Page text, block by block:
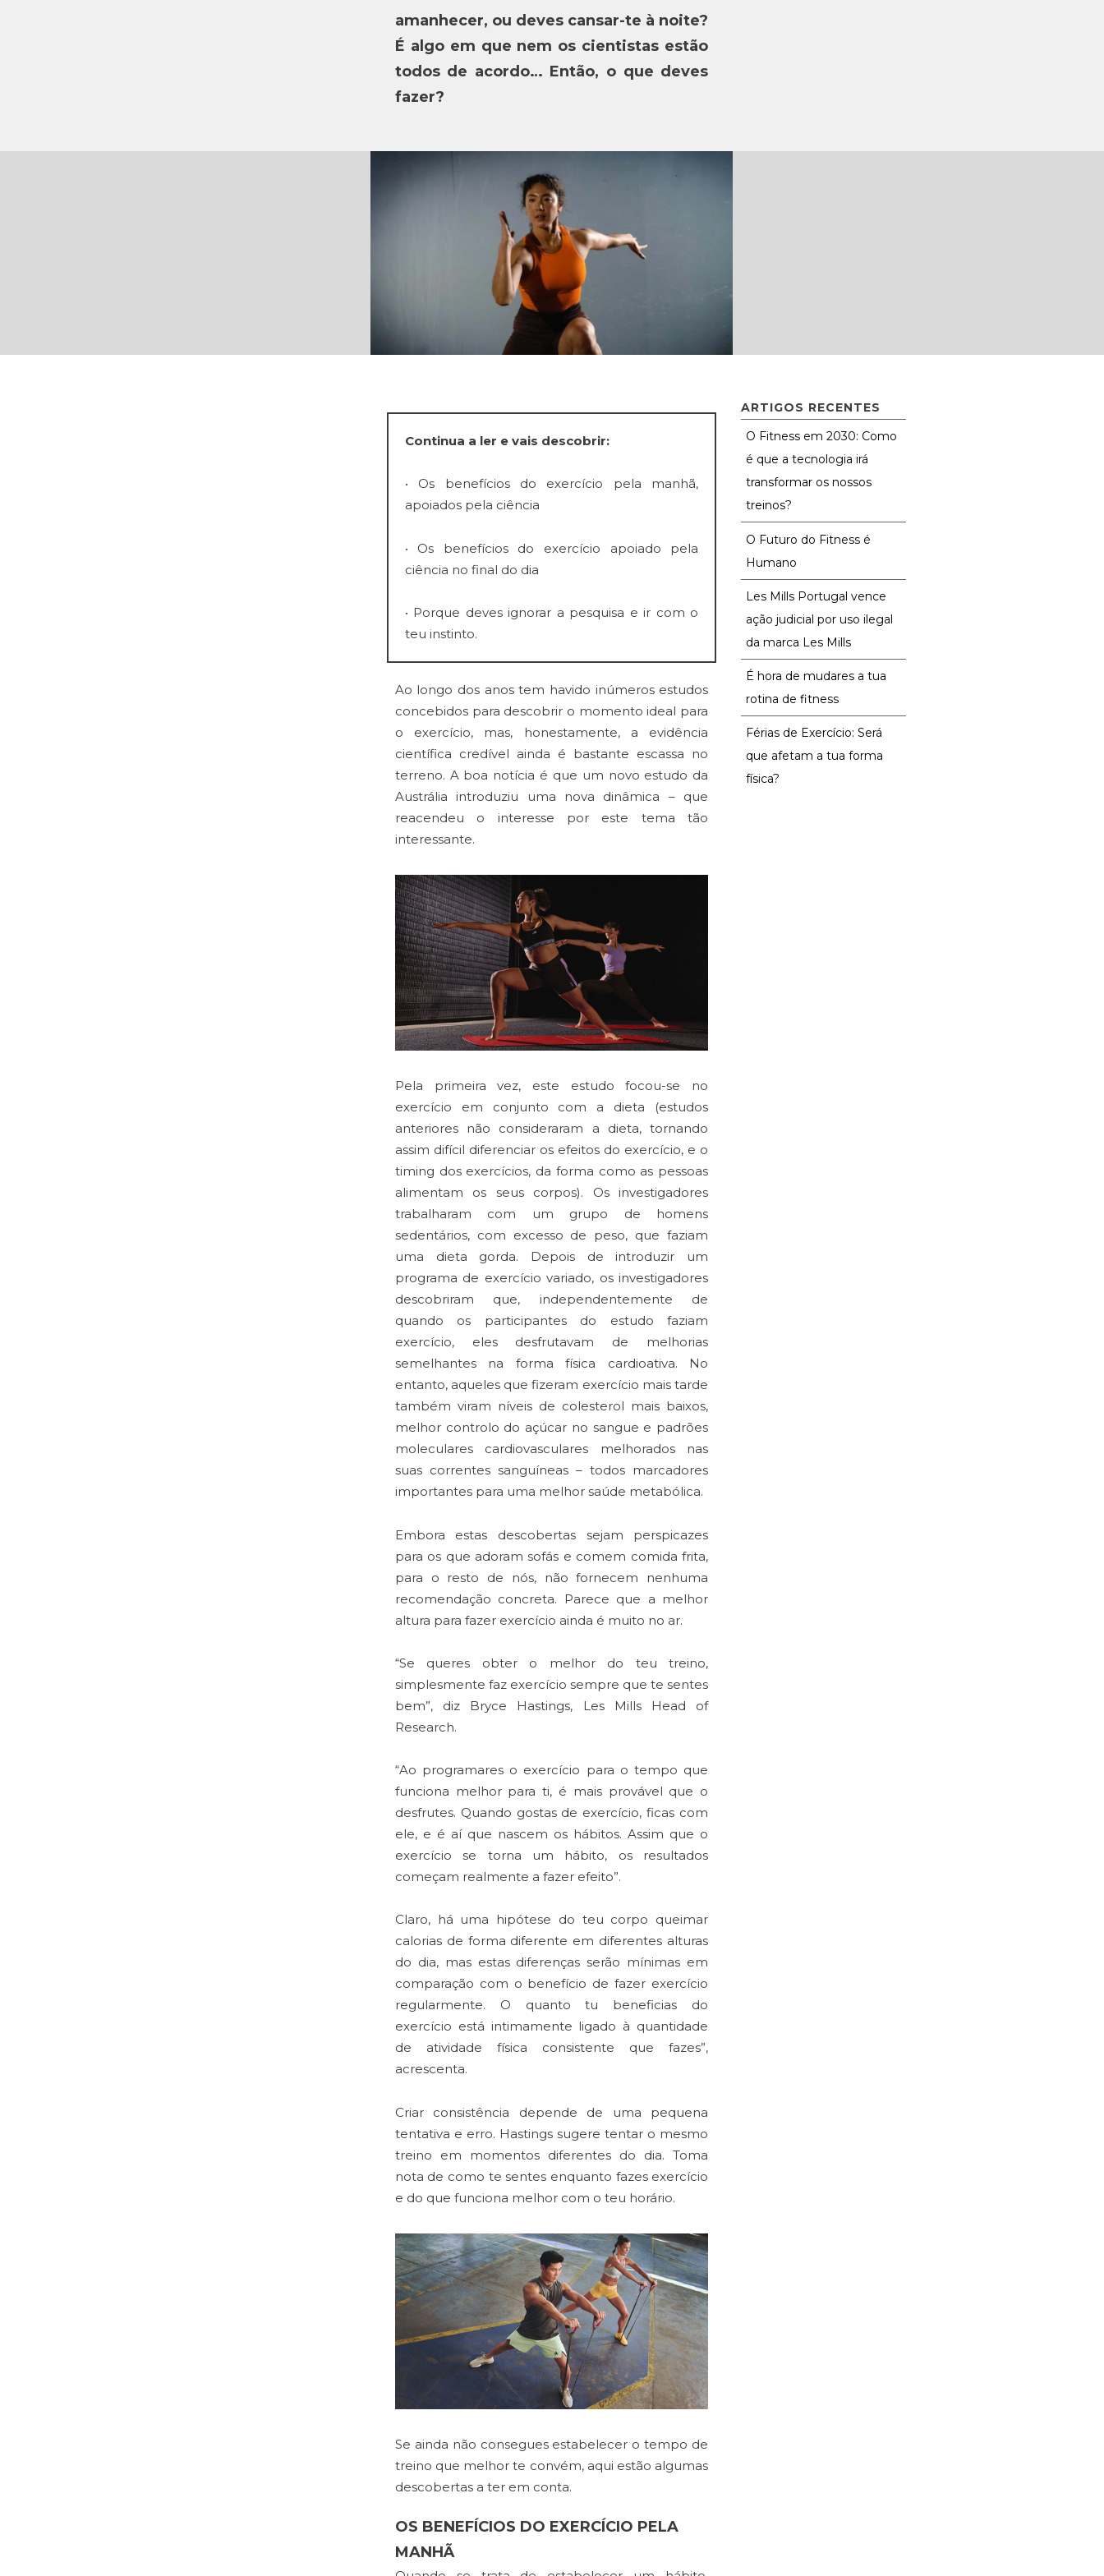
amanhecer, ou deves cansar-te à noite?
É algo em que nem os cientistas estão
todos de acordo… Então, o que deves
fazer?
Continua a ler e vais descobrir:
• Os benefícios do exercício pela manhã,
apoiados pela ciência
• Os benefícios do exercício apoiado pela
ciência no final do dia
• Porque deves ignorar a pesquisa e ir com o
teu instinto.
Ao longo dos anos tem havido inúmeros estudos
concebidos para descobrir o momento ideal para
o exercício, mas, honestamente, a evidência
científica credível ainda é bastante escassa no
terreno. A boa notícia é que um novo estudo da
Austrália introduziu uma nova dinâmica – que
reacendeu o interesse por este tema tão
interessante.
Pela primeira vez, este estudo focou-se no
exercício em conjunto com a dieta (estudos
anteriores não consideraram a dieta, tornando
assim difícil diferenciar os efeitos do exercício, e o
timing dos exercícios, da forma como as pessoas
alimentam os seus corpos). Os investigadores
trabalharam com um grupo de homens
sedentários, com excesso de peso, que faziam
uma dieta gorda. Depois de introduzir um
programa de exercício variado, os investigadores
descobriram que, independentemente de
quando os participantes do estudo faziam
exercício, eles desfrutavam de melhorias
semelhantes na forma física cardioativa. No
entanto, aqueles que fizeram exercício mais tarde
também viram níveis de colesterol mais baixos,
melhor controlo do açúcar no sangue e padrões
moleculares cardiovasculares melhorados nas
suas correntes sanguíneas – todos marcadores
importantes para uma melhor saúde metabólica.
Embora estas descobertas sejam perspicazes
para os que adoram sofás e comem comida frita,
para o resto de nós, não fornecem nenhuma
recomendação concreta. Parece que a melhor
altura para fazer exercício ainda é muito no ar.
“Se queres obter o melhor do teu treino,
simplesmente faz exercício sempre que te sentes
bem”, diz Bryce Hastings, Les Mills Head of
Research.
“Ao programares o exercício para o tempo que
funciona melhor para ti, é mais provável que o
desfrutes. Quando gostas de exercício, ficas com
ele, e é aí que nascem os hábitos. Assim que o
exercício se torna um hábito, os resultados
começam realmente a fazer efeito”.
Claro, há uma hipótese do teu corpo queimar
calorias de forma diferente em diferentes alturas
do dia, mas estas diferenças serão mínimas em
comparação com o benefício de fazer exercício
regularmente. O quanto tu beneficias do
exercício está intimamente ligado à quantidade
de atividade física consistente que fazes”,
acrescenta.
Criar consistência depende de uma pequena
tentativa e erro. Hastings sugere tentar o mesmo
treino em momentos diferentes do dia. Toma
nota de como te sentes enquanto fazes exercício
e do que funciona melhor com o teu horário.
Se ainda não consegues estabelecer o tempo de
treino que melhor te convém, aqui estão algumas
descobertas a ter em conta.
OS BENEFÍCIOS DO EXERCÍCIO PELA
MANHÃ
ARTIGOS RECENTES
O Fitness em 2030: Como
é que a tecnologia irá
transformar os nossos
treinos?
O Futuro do Fitness é
Humano
Les Mills Portugal vence
ação judicial por uso ilegal
da marca Les Mills
É hora de mudares a tua
rotina de fitness
Férias de Exercício: Será
que afetam a tua forma
física?